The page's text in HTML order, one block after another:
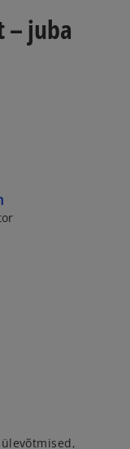
– juba